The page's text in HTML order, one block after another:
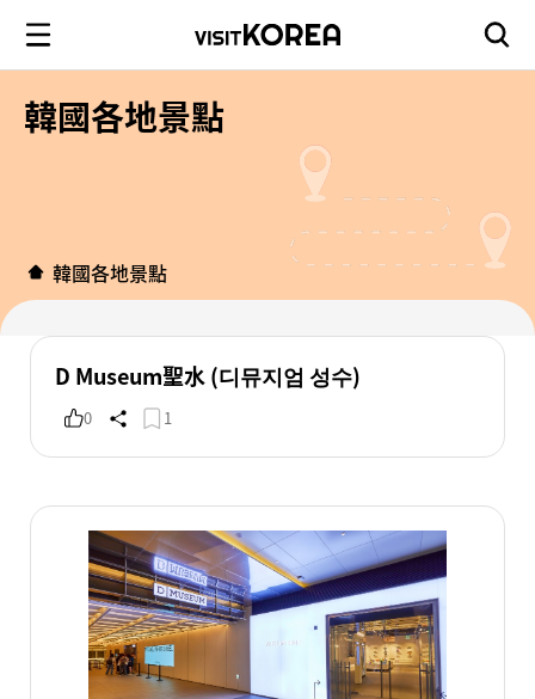
韓國各地景點
韓國各地景點
D Museum聖水 (디뮤지엄 성수)
0 1